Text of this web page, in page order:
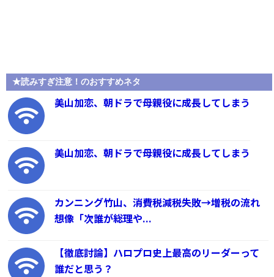
★読みすぎ注意！のおすすめネタ
美山加恋、朝ドラで母親役に成長してしまう
美山加恋、朝ドラで母親役に成長してしまう
カンニング竹山、消費税減税失敗→増税の流れ
想像「次誰が総理や...
【徹底討論】ハロプロ史上最高のリーダーって
誰だと思う？